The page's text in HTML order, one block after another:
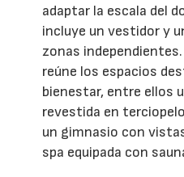
adaptar la escala del
incluye un vestidor y
zonas
reúne los espacios
bienestar, entre ellos
revestida en
un gimnasio con
spa equipada con